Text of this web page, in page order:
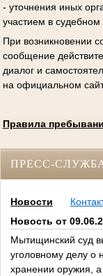
- уточнения иных
участием в судебном
При возникновении
сообщение
диалог и
на официальном
Правила
ПРЕСС-
Новости
Новость от
Мытищинский суд
уголовному делу о
хранении оружия, а